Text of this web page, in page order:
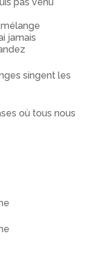
jamais
singent les
où tous nous